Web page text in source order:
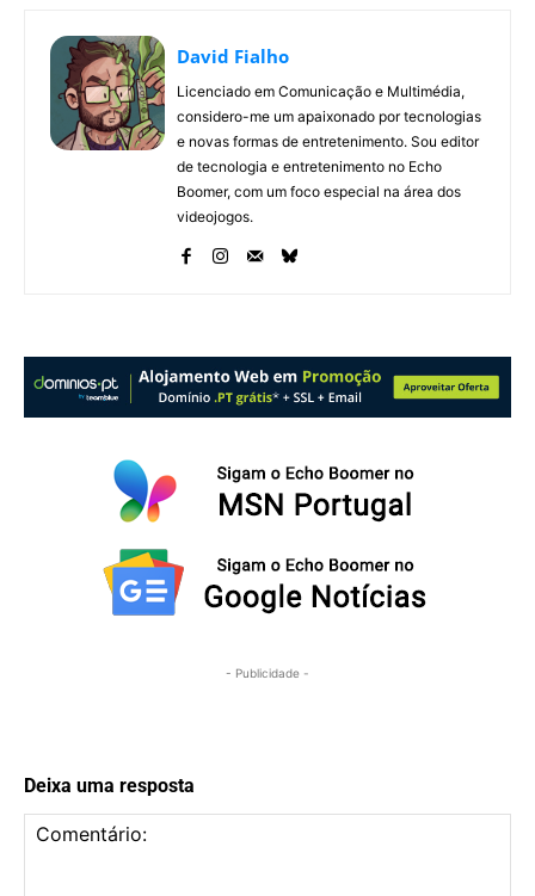
David Fialho
Licenciado em Comunicação e Multimédia,
considero-me um apaixonado por tecnologias
e novas formas de entretenimento. Sou editor
de tecnologia e entretenimento no Echo
Boomer, com um foco especial na área dos
videojogos.
- Publicidade -
Deixa uma resposta